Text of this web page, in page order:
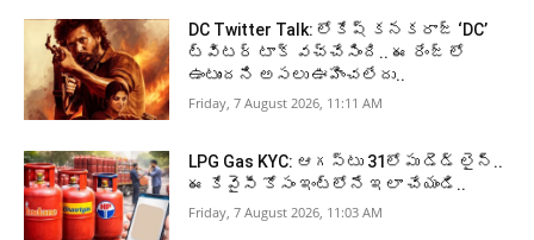
DC Twitter Talk: లోకేష్ కనకరాజ్ ‘DC’
ట్విటర్ టాక్ వచ్చేసింది.. ఈ రేంజ్ లో
ఉంటుందని అసలు ఊహించలేదు..
Friday, 7 August 2026, 11:11 AM
LPG Gas KYC: ఆగస్టు 31లోపు డెడ్ లైన్..
ఈ కేవైసీ కోసం ఇంట్లోనే ఇలా చేయండి..
Friday, 7 August 2026, 11:03 AM